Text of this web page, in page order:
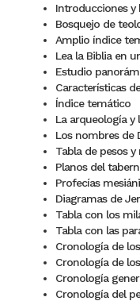
Introducciones y
Bosquejo de
Amplio índice
Lea la Biblia en
Estudio
Características
Índice temático
La arqueología y
Los nombres de
Tabla de pesos y
Planos del
Profecías
Diagramas de
Tabla con los
Tabla con las
Cronología de
Cronología de
Cronología
Cronología del